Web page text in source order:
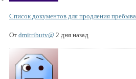
Список документов для продления
От dmitributv@ 2 дня назад